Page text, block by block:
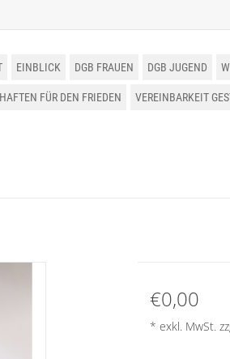
EINBLICK DGB FRAUEN DGB JUGEND
FÜR DEN FRIEDEN VEREINBARKEIT
€0,00
* exkl. MwSt.